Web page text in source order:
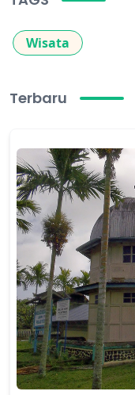
Wisata
Terbaru